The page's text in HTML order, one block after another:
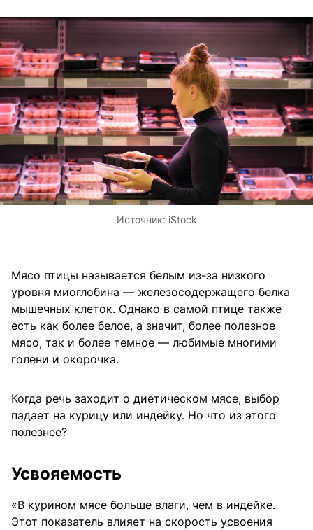
Источник: iStock
Мясо птицы называется белым из-за низкого
уровня миоглобина — железосодержащего белка
мышечных клеток. Однако в самой птице также
есть как более белое, а значит, более полезное
мясо, так и более темное — любимые многими
голени и окорочка.
Когда речь заходит о диетическом мясе, выбор
падает на курицу или индейку. Но что из этого
полезнее?
Усвояемость
«В курином мясе больше влаги, чем в индейке.
Этот показатель влияет на скорость усвоения